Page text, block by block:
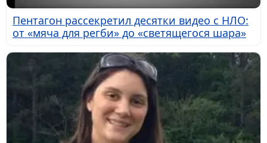
Пентагон рассекретил десятки видео с НЛО:
от «мяча для регби» до «светящегося шара»